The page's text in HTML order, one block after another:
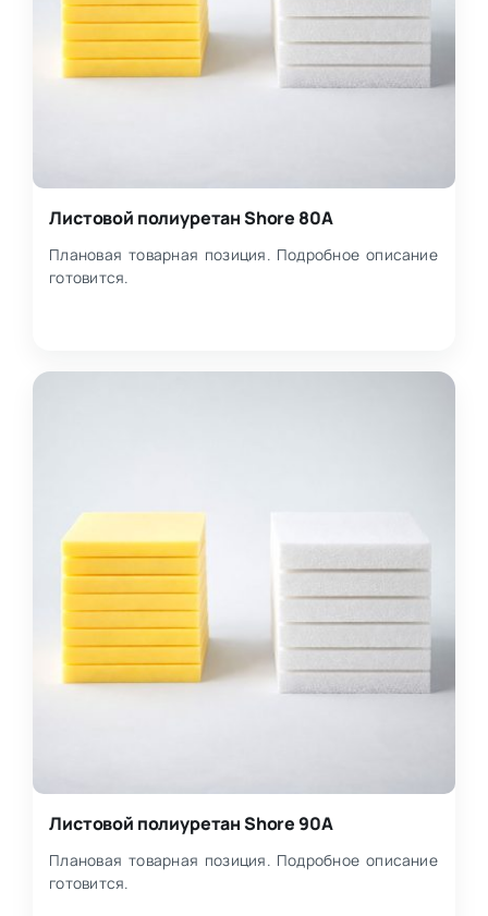
Листовой полиуретан Shore 80A
Плановая товарная позиция. Подробное описание
готовится.
Листовой полиуретан Shore 90A
Плановая товарная позиция. Подробное описание
готовится.